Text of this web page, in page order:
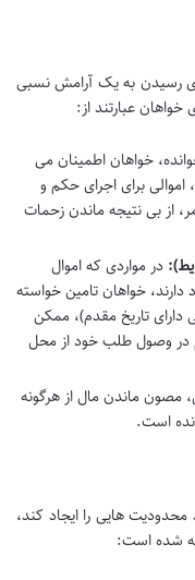
رسیدن به یک آرامش نسبی
عبارتند از:
خواهان اطمینان می
برای اجرای حکم و
از بی نتیجه ماندن زحمات
در مواردی که اموال
خواهان تامین خواسته
دارای تاریخ مقدم)، ممکن
در وصول طلب خود از محل
مصون ماندن مال از هرگونه
است.
محدودیت هایی را ایجاد کند،
شده است: